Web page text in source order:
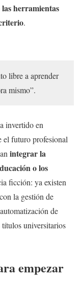
herramientas
.
libre a aprender
mismo”.
invertido en
el futuro profesional
integrar la
o los
ficción: ya existen
la gestión de
de
títulos universitarios
empezar